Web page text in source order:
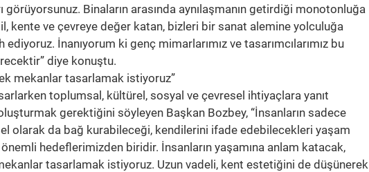
görüyorsunuz. Binaların arasında aynılaşmanın getirdiği monotonluğa
kente ve çevreye değer katan, bizleri bir sanat alemine yolculuğa
İnanıyorum ki genç mimarlarımız ve tasarımcılarımız bu
diye konuştu.
mekanlar tasarlamak istiyoruz”
toplumsal, kültürel, sosyal ve çevresel ihtiyaçlara yanıt
gerektiğini söyleyen Başkan Bozbey, “İnsanların sadece
olarak da bağ kurabileceği, kendilerini ifade edebilecekleri yaşam
hedeflerimizden biridir. İnsanların yaşamına anlam katacak,
tasarlamak istiyoruz. Uzun vadeli, kent estetiğini de düşünerek